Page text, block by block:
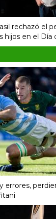
rechazó el
hijos en el Día
errores,